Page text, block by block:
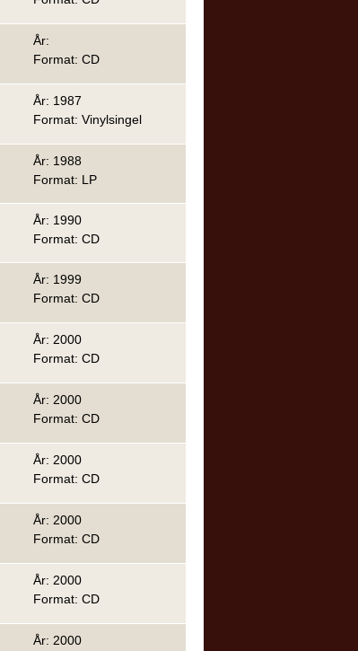
År:
Format: CD
År: 1987
Format: Vinylsingel
År: 1988
Format: LP
År: 1990
Format: CD
År: 1999
Format: CD
År: 2000
Format: CD
År: 2000
Format: CD
År: 2000
Format: CD
År: 2000
Format: CD
År: 2000
Format: CD
År: 2000